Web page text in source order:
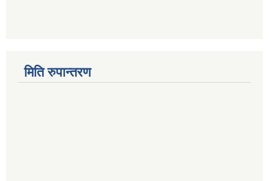
मिति रुपान्तरण